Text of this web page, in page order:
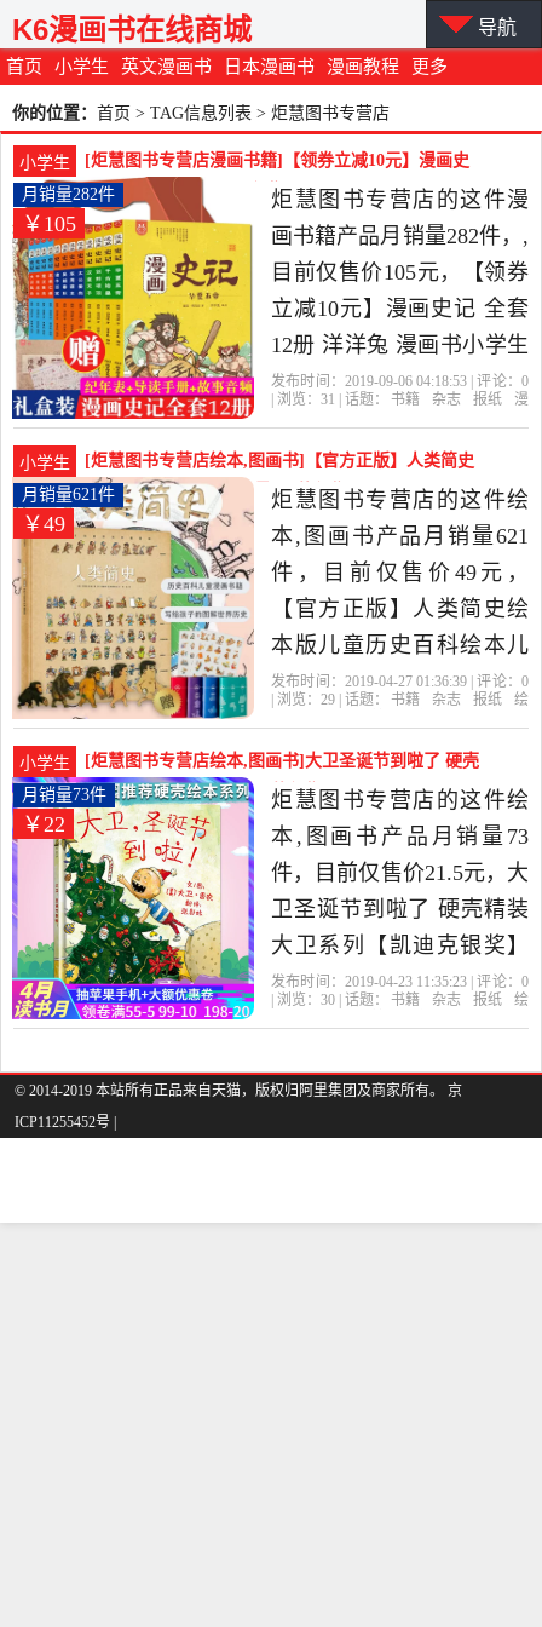
首页 小学生 英文漫画书 日本漫画书 漫画教程 更多
K6漫画书在线商城 导航
你的位置： 首页 > TAG信息列表 > 炬慧图书专营店
小学生
[炬慧图书专营店漫画书籍]【领券立减10元】漫画史
记 全套12月销量282件仅售105元
￥105
月销量282件
炬慧图书专营店的这件漫
画书籍产品月销量282件，,
目前仅售价105元，【领券
立减10元】漫画史记 全套
12册 洋洋兔 漫画书小学生
3-6年级课外阅读 7-12-15岁
史 三国趣味幽默书籍是
2019年炬慧图书专营店精
选书籍,杂志,报纸当中性价
比很高的漫画书籍，由浙
江 金华发货。
发布时间：2019-09-06 04:18:53 | 评论： 0
| 浏览： 31 | 话题： 书籍 杂志 报纸
漫
小学生
[炬慧图书专营店绘本,图画书]【官方正版】人类简史
绘本版儿童历史百月销量621件仅售49元
￥49
月销量621件
炬慧图书专营店的这件绘
本,图画书产品月销量621
件，目前仅售价49元，
【官方正版】人类简史绘
本版儿童历史百科绘本儿
童漫画书籍3-6-7-9-10-12周
给孩子的图解世界历史是
2019年炬慧图书专营店精
选书籍,杂志,报纸当中性价
比很高的绘本,图画书，由
浙江 金华发货。
发布时间：2019-04-27 01:36:39 | 评论： 0
| 浏览： 29 | 话题： 书籍 杂志 报纸
绘
小学生
[炬慧图书专营店绘本,图画书]大卫圣诞节到啦了 硬壳
精装大卫系列【月销量73件仅售21.5元
￥22
月销量73件
炬慧图书专营店的这件绘
本,图画书产品月销量73
件，目前仅售价21.5元，大
卫圣诞节到啦了 硬壳精装
大卫系列【凯迪克银奖】
大卫上学去绘本0-3-6-7周
是2019年炬慧图书专营店
发布时间：2019-04-23 11:35:23 | 评论： 0
| 浏览： 30 | 话题： 书籍 杂志 报纸
绘
© 2014-2019 本站所有正品来自天猫，版权归阿里集团及商家所有。 京
ICP11255452号 |